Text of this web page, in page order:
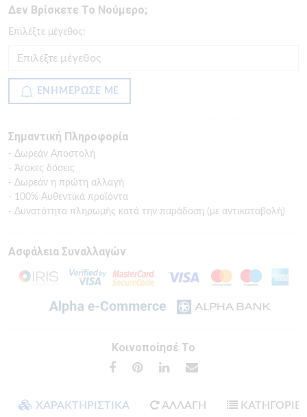
Δεν Βρίσκετε Το Νούμερο;
Eπιλέξτε μέγεθος:
ΕΝΗΜΕΡΩΣΕ ΜΕ
Σημαντική Πληροφορία
- Δωρεάν Αποστολή
- Άτοκες δόσεις
- Δωρεάν η πρώτη αλλαγή
- 100% Αυθεντικά προϊόντα
- Δυνατότητα πληρωμής κατά την παράδοση (με αντικαταβολή)
Ασφάλεια Συναλλαγών
Κοινοποίησέ Το
ΧΑΡΑΚΤΗΡΙΣΤΙΚΑ ΑΛΛΑΓΗ ΚΑΤΗΓΟΡΙΕΣ